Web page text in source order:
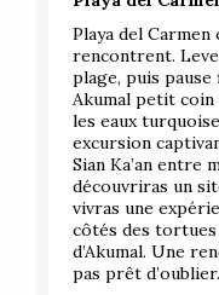
Playa del
rencontrent.
plage, puis
Akumal petit coin
les eaux
excursion
Sian Ka’an entre
découvriras un
vivras une
côtés des tortues
d’Akumal. Une
pas prêt d’oublier.